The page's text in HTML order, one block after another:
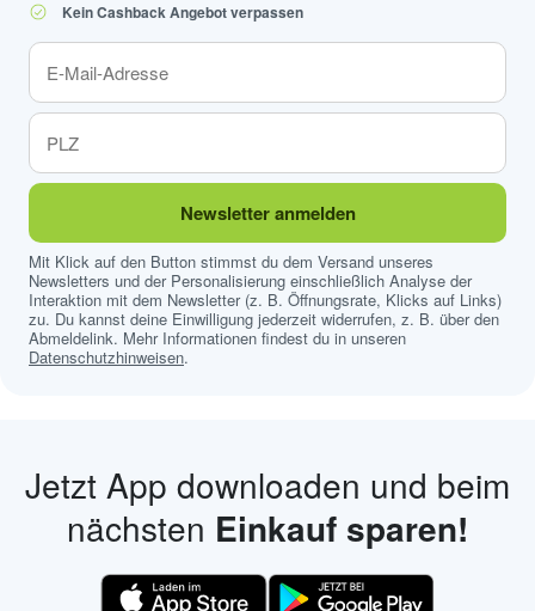
Kein Cashback Angebot verpassen
Newsletter anmelden
Mit Klick auf den Button stimmst du dem Versand unseres
Newsletters und der Personalisierung einschließlich Analyse der
Interaktion mit dem Newsletter (z. B. Öffnungsrate, Klicks auf Links)
zu. Du kannst deine Einwilligung jederzeit widerrufen, z. B. über den
Abmeldelink. Mehr Informationen findest du in unseren
Datenschutzhinweisen.
Jetzt App downloaden und beim
nächsten Einkauf sparen!